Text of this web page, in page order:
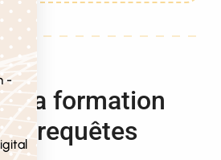
-
la formation
requêtes